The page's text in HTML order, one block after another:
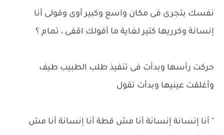
نفسك بتجرى فى مكان واسع وكبير أوى وقولى أنا
إنسانة وكرريها كتير لغاية ما أقولك اقفى ، تمام ؟
حركت رأسها وبدأت فى تنفيذ طلب الطبيب طيف
وأغلقت عينيها وبدأت تقول
" أنا إنسانة إنسانة أنا مش قطة أنا إنسانة أنا مش